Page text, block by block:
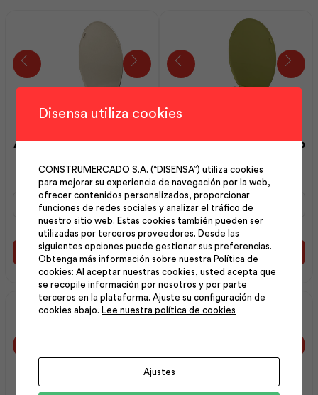
Asiento Estándar Redondo
Asiento
Estándar
Redondo
F.V
cantidad
Añadir al carrito
Asiento Estándar Redondo
Asiento
Estándar
Redondo
Verde
|
F.V
cantidad
Añadir al carrito
Disensa utiliza cookies
CONSTRUMERCADO S.A. (“DISENSA”) utiliza cookies
para mejorar su experiencia de navegación por la web,
ofrecer contenidos personalizados, proporcionar
funciones de redes sociales y analizar el tráfico de
nuestro sitio web. Estas cookies también pueden ser
utilizadas por terceros proveedores. Desde las
siguientes opciones puede gestionar sus preferencias.
Obtenga más información sobre nuestra Política de
cookies: Al aceptar nuestras cookies, usted acepta que
se recopile información por nosotros y por parte
terceros en la plataforma. Ajuste su configuración de
cookies abajo. Lee nuestra política de cookies
Ajustes